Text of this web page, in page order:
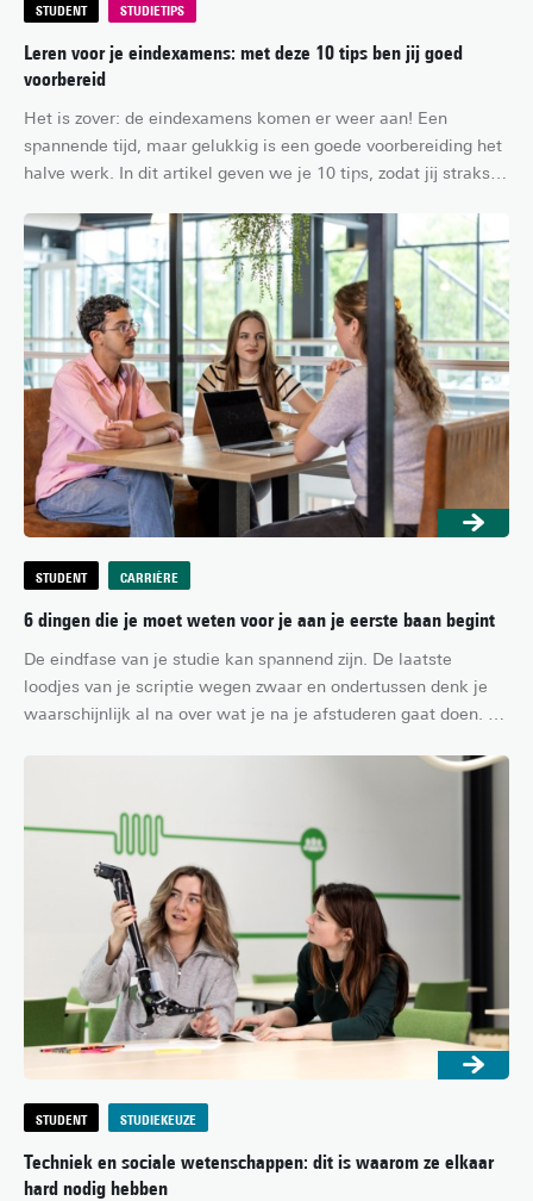
STUDENT STUDIETIPS
Leren voor je eindexamens: met deze 10 tips ben jij goed
voorbereid
Het is zover: de eindexamens komen er weer aan! Een
spannende tijd, maar gelukkig is een goede voorbereiding het
halve werk. In dit artikel geven we je 10 tips, zodat jij straks
STUDENT CARRIÈRE
6 dingen die je moet weten voor je aan je eerste baan begint
De eindfase van je studie kan spannend zijn. De laatste
loodjes van je scriptie wegen zwaar en ondertussen denk je
waarschijnlijk al na over wat je na je afstuderen gaat doen.
al een leuke functie weten te bemachtigen, of ben je aan het
na het behalen van dat felbegeerde papiertje. Dit zijn zes
dingen die je moet weten voor je begint aan je eerste baan!
STUDENT STUDIEKEUZE
Techniek en sociale wetenschappen: dit is waarom ze elkaar
hard nodig hebben